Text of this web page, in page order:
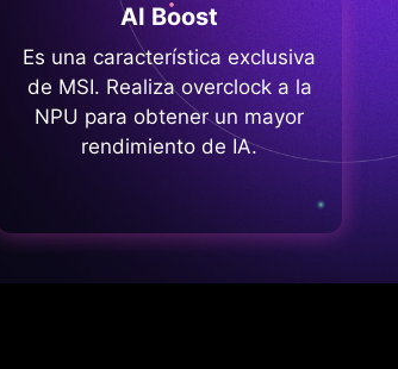
AI Boost
Es una característica exclusiva
de MSI. Realiza overclock a la
NPU para obtener un mayor
rendimiento de IA.